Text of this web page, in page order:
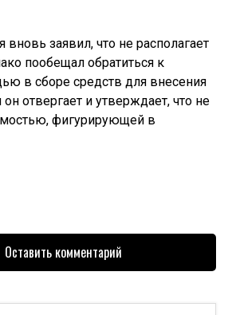
заявил, что не располагает
пообещал обратиться к
в сборе средств для внесения
отвергает и утверждает, что не
фигурирующей в
Оставить комментарий